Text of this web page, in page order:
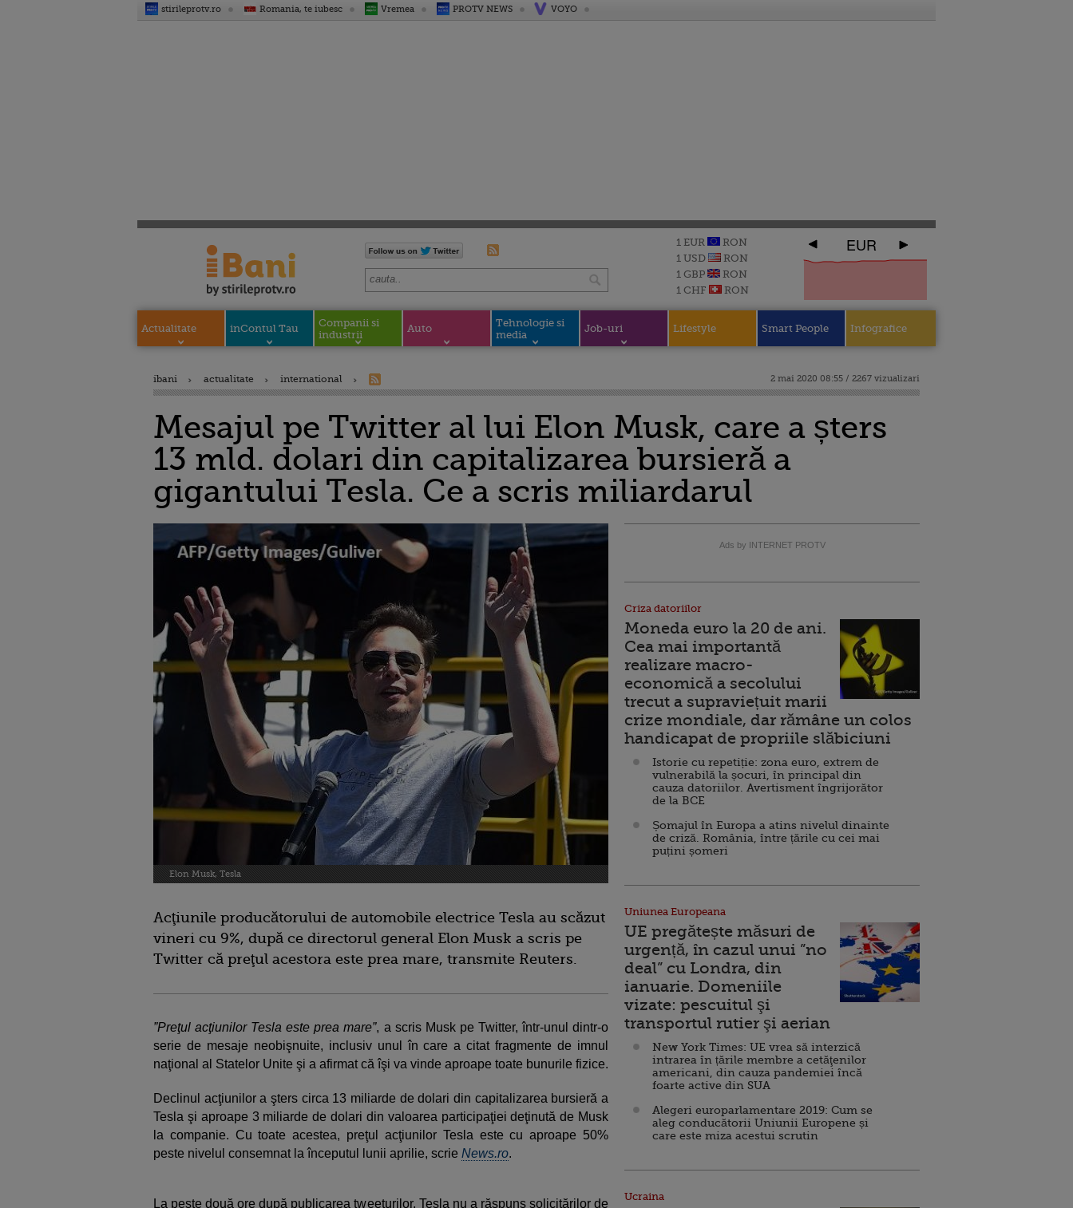
stirileprotv.ro Romania, te iubesc Vremea PROTV NEWS VOYO
1 EUR
RON
1 USD
RON
1 GBP
RON
1 CHF
RON
EUR
Actualitate inContul Tau
Companii si
industrii
Auto
Tehnologie si
media
Job-uri Lifestyle Smart People Infografice
ibani actualitate international 2 mai 2020 08:55 / 2267 vizualizari
Mesajul pe Twitter al lui Elon Musk, care a șters
13 mld. dolari din capitalizarea bursieră a
gigantului Tesla. Ce a scris miliardarul
Elon Musk, Tesla
Acţiunile producătorului de automobile electrice Tesla au scăzut
vineri cu 9%, după ce directorul general Elon Musk a scris pe
Twitter că preţul acestora este prea mare, transmite Reuters.
”Preţul acţiunilor Tesla este prea mare”, a scris Musk pe Twitter, într-unul dintr-o
serie de mesaje neobişnuite, inclusiv unul în care a citat fragmente de imnul
naţional al Statelor Unite şi a afirmat că îşi va vinde aproape toate bunurile fizice.
Declinul acţiunilor a şters circa 13 miliarde de dolari din capitalizarea bursieră a
Tesla şi aproape 3 miliarde de dolari din valoarea participaţiei deţinută de Musk
la companie. Cu toate acestea, preţul acţiunilor Tesla este cu aproape 50%
peste nivelul consemnat la începutul lunii aprilie, scrie News.ro.
La peste două ore după publicarea tweeturilor, Tesla nu a răspuns solicitărilor de
Ads by INTERNET PROTV
Criza datoriilor
Moneda euro la 20 de ani.
Cea mai importantă
realizare macro-
economică a secolului
trecut a supraviețuit marii
crize mondiale, dar rămâne un colos
handicapat de propriile slăbiciuni
Istorie cu repetiție: zona euro, extrem de
vulnerabilă la șocuri, în principal din
cauza datoriilor. Avertisment îngrijorător
de la BCE
Șomajul în Europa a atins nivelul dinainte
de criză. România, între țările cu cei mai
puțini șomeri
Uniunea Europeana
UE pregătește măsuri de
urgență, în cazul unui ”no
deal” cu Londra, din
ianuarie. Domeniile
vizate: pescuitul şi
transportul rutier şi aerian
New York Times: UE vrea să interzică
intrarea în țările membre a cetăţenilor
americani, din cauza pandemiei încă
foarte active din SUA
Alegeri europarlamentare 2019: Cum se
aleg conducătorii Uniunii Europene și
care este miza acestui scrutin
Ucraina